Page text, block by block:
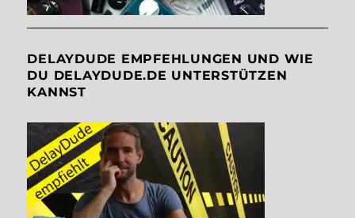
DELAYDUDE EMPFEHLUNGEN UND WIE
DU DELAYDUDE.DE UNTERSTÜTZEN
KANNST